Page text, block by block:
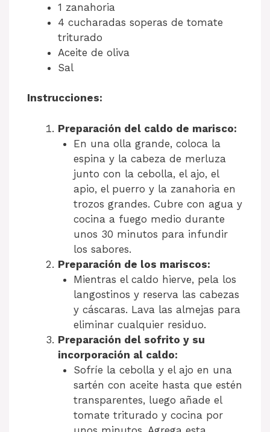
1 zanahoria
4 cucharadas soperas de tomate
triturado
Aceite de oliva
Sal
Instrucciones:
Preparación del caldo de marisco:
En una olla grande, coloca la
espina y la cabeza de merluza
junto con la cebolla, el ajo, el
apio, el puerro y la zanahoria en
trozos grandes. Cubre con agua y
cocina a fuego medio durante
unos 30 minutos para infundir
los sabores.
Preparación de los mariscos:
Mientras el caldo hierve, pela los
langostinos y reserva las cabezas
y cáscaras. Lava las almejas para
eliminar cualquier residuo.
Preparación del sofrito y su
incorporación al caldo:
Sofríe la cebolla y el ajo en una
sartén con aceite hasta que estén
transparentes, luego añade el
tomate triturado y cocina por